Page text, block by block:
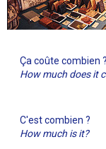
Ça coûte combien ?
How much does it
C'est combien ?
How much is it?